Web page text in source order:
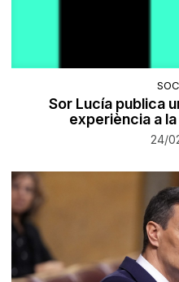
Sor Lucía publica
experiència a
24/